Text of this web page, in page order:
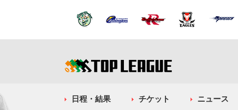
日程・結果 チケット ニュース